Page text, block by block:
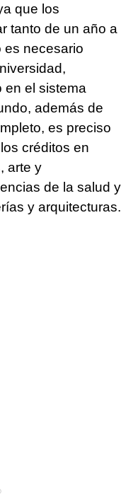
que los
tanto de un año a
es necesario
en el sistema
además de
es preciso
créditos en
arte y
de la salud y
y arquitecturas.